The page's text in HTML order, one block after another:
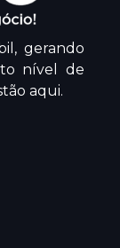
gerando
nível de
aqui.